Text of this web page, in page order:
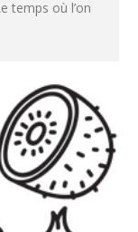
temps où l’on